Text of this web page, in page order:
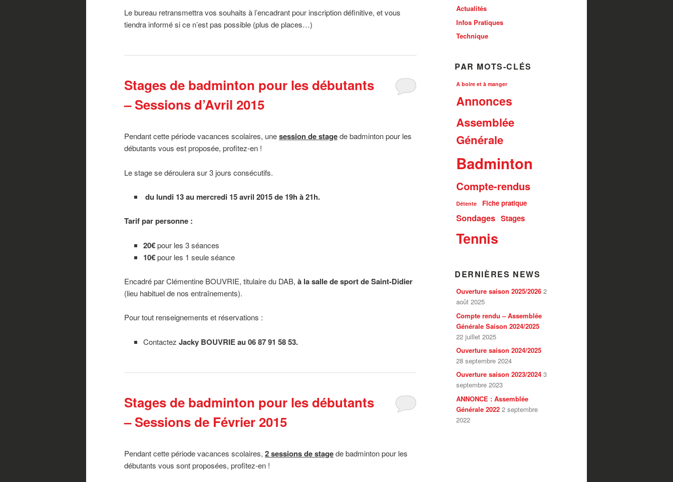
Le bureau retransmettra vos souhaits à l’encadrant pour inscription définitive, et vous
tiendra informé si ce n’est pas possible (plus de places…)
Stages de badminton pour les débutants
– Sessions d’Avril 2015
Pendant cette période vacances scolaires, unesession de stagede badminton pour les
débutants vous est proposée, profitez-en !
Le stage se déroulera sur 3 jours consécutifs.
du lundi 13 au mercredi 15 avril 2015 de 19h à 21h.
Tarif par personne :
20€pour les 3 séances
10€pour les 1 seule séance
Encadré par Clémentine BOUVRIE, titulaire du DAB, à la salle de sport de Saint-Didier
(lieu habituel de nos entraînements).
Pour tout renseignements et réservations :
Contactez Jacky BOUVRIE au 06 87 91 58 53.
Stages de badminton pour les débutants
– Sessions de Février 2015
Pendant cette période vacances scolaires, 2 sessions de stagede badminton pour les
débutants vous sont proposées, profitez-en !
Actualités
Infos Pratiques
Technique
PAR MOTS-CLÉS
A boire et à manger
Annonces
Assemblée
Générale
Badminton
Compte-rendus
Détente Fiche pratique
Sondages Stages
Tennis
DERNIÈRES NEWS
Ouverture saison 2025/2026 2
août 2025
Compte rendu – Assemblée
Générale Saison 2024/2025
22 juillet 2025
Ouverture saison 2024/2025
28 septembre 2024
Ouverture saison 2023/2024 3
septembre 2023
ANNONCE : Assemblée
Générale 2022 2 septembre
2022